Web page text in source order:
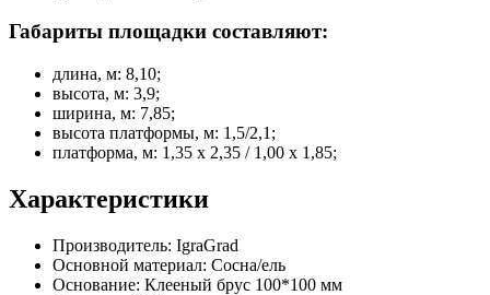
Габариты площадки составляют:
длина, м: 8,10;
высота, м: 3,9;
ширина, м: 7,85;
высота платформы, м: 1,5/2,1;
платформа, м: 1,35 х 2,35 / 1,00 х 1,85;
Характеристики
Производитель: IgraGrad
Основной материал: Сосна/ель
Основание: Клееный брус 100*100 мм